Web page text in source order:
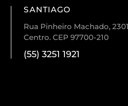
SANTIAGO
Rua Pinheiro Machado,
Centro. CEP 97700-210
(55) 3251 1921